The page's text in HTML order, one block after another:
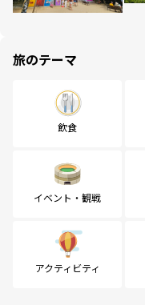
旅のテーマ
飲食
イベント・観戦
アクティビティ